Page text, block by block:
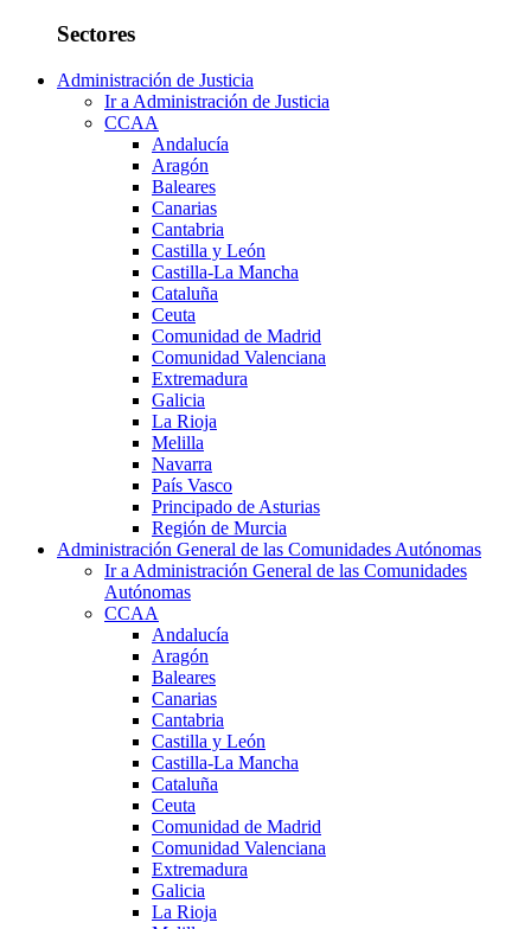
Sectores
Administración de Justicia
Ir a Administración de Justicia
CCAA
Andalucía
Aragón
Baleares
Canarias
Cantabria
Castilla y León
Castilla-La Mancha
Cataluña
Ceuta
Comunidad de Madrid
Comunidad Valenciana
Extremadura
Galicia
La Rioja
Melilla
Navarra
País Vasco
Principado de Asturias
Región de Murcia
Administración General de las Comunidades Autónomas
Ir a Administración General de las Comunidades
Autónomas
CCAA
Andalucía
Aragón
Baleares
Canarias
Cantabria
Castilla y León
Castilla-La Mancha
Cataluña
Ceuta
Comunidad de Madrid
Comunidad Valenciana
Extremadura
Galicia
La Rioja